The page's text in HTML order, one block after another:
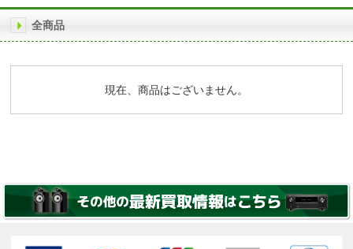
全商品
現在、商品はございません。